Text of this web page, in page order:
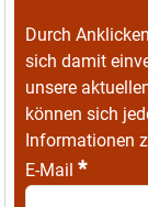
Durch
sich damit
unsere
können sich
Informationen
E-Mail *